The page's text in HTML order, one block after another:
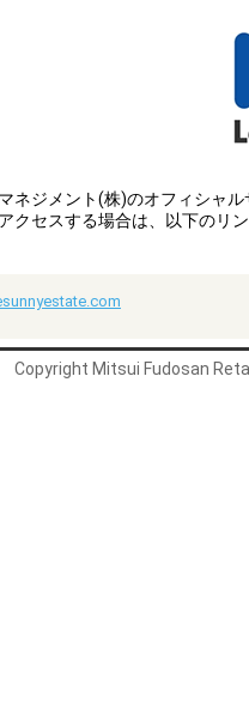
ネジメント(株)のオフィシャ
クセスする場合は、以下のリ
Copyright Mitsui Fudosan